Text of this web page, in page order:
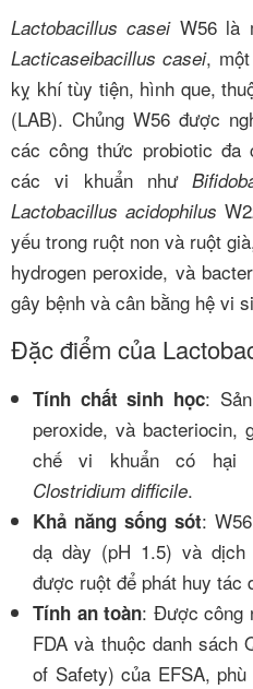
Lactobacillus caseiW56 là
Lacticaseibacillus casei,
kỵ khí tùy tiện, hình que,
(LAB). Chủng W56 được
các công thức probiotic đa
các vi khuẩn như
Lactobacillus acidophilus
yếu trong ruột non và ruột
hydrogen peroxide, và
gây bệnh và cân bằng hệ vi
Đặc điểm của
Tính chất sinh học:
peroxide, và bacteriocin,
chế vi khuẩn có
Clostridium difficile.
Khả năng sống sót:
dạ dày (pH 1.5) và dịch
được ruột để phát huy tác
Tính an toàn: Được công
FDA và thuộc danh sách
of Safety) của EFSA,